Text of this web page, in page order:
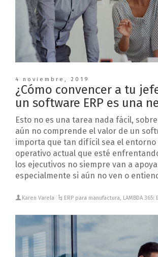
4 noviembre, 2019
¿Cómo convencer a tu
un software ERP es una
Esto no es una tarea nada fácil,
aún no comprende el valor de un
importa que tan difícil sea el entorno
operativo actual que esté
los ejecutivos no siempre van a
especialmente si aún no ven o
Karen Varela ERP para manufactura, LAMBDA 365: